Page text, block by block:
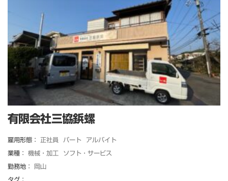
有限会社三協鋲螺
雇用形態： 正社員 パート アルバイト
業種： 機械・加工 ソフト・サービス
勤務地： 岡山
タグ：